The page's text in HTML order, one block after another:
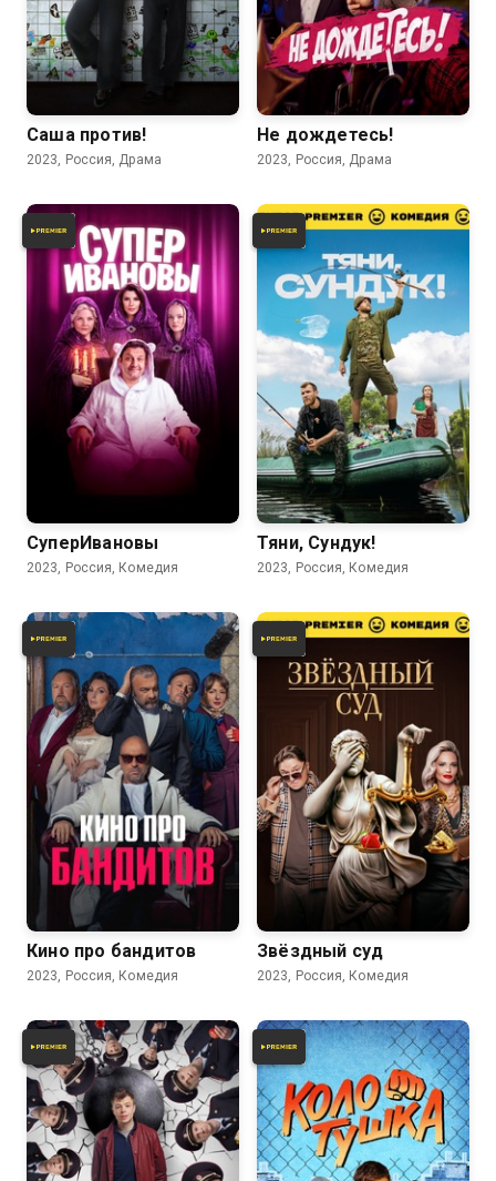
6.4
Саша против!
2023, Россия, Драма
5.6
Не дождетесь!
2023, Россия, Драма
СуперИвановы
2023, Россия, Комедия
6.4
Тяни, Сундук!
2023, Россия, Комедия
Кино про бандитов
2023, Россия, Комедия
5.4
Звёздный суд
2023, Россия, Комедия